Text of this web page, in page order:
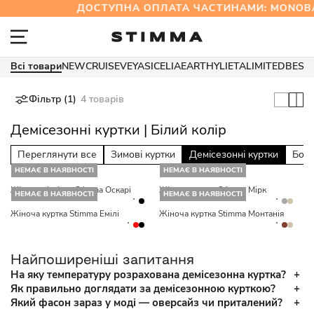
ДОСТУПНА ОПЛАТА ЧАСТИНАМИ:
Всі товариNEWCRUISEVEYASICELIAEARTHYLIETALIMITED
Фільтр (1) 4 товарів
Демісезонні куртки | Білий колір
Переглянути все Зимові куртки Демісезонні куртки
НЕМАЄ В НАЯВНОСТІ
Жіноча вітрівка Stimma Оскарі
НЕМАЄ В НАЯВНОСТІ
Жіноча куртка Stimma Мірк
НЕМАЄ В НАЯВНОСТІ
Жіноча куртка Stimma Емілі
НЕМАЄ В НАЯВНОСТІ
Жіноча куртка Stimma Монтанія
Найпоширеніші запитання
На яку температуру розрахована демісезонна куртка?
Як правильно доглядати за демісезонною курткою?
Який фасон зараз у моді — оверсайз чи приталений?